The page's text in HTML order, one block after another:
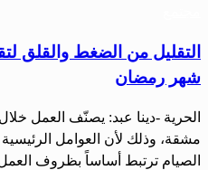
التقليل من الضغط والقلق
شهر رمضان
الحرية -دينا عبد: يصنّف العمل
مشقة، وذلك لأن العوامل
الصيام ترتبط أساساً بظروف